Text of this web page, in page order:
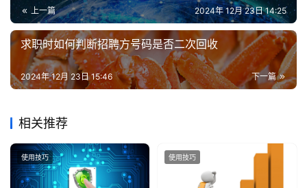
认
证
值
上一篇 2024年 12月 23日 14:25
求职时如何判断招聘方号码是否二次回收
下一篇
2024年 12月 23日 15:46
相关推荐
使用技巧 使用技巧